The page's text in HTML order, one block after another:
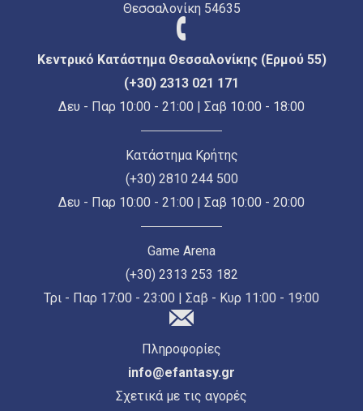
Θεσσαλονίκη 54635
Κεντρικό Κατάστημα Θεσσαλονίκης (Ερμού 55)
(+30) 2313 021 171
Δευ - Παρ 10:00 - 21:00 | Σαβ 10:00 - 18:00
Κατάστημα Κρήτης
(+30) 2810 244 500
Δευ - Παρ 10:00 - 21:00 | Σαβ 10:00 - 20:00
Game Arena
(+30) 2313 253 182
Τρι - Παρ 17:00 - 23:00 | Σαβ - Κυρ 11:00 - 19:00
Πληροφορίες
info@efantasy.gr
Σχετικά με τις αγορές